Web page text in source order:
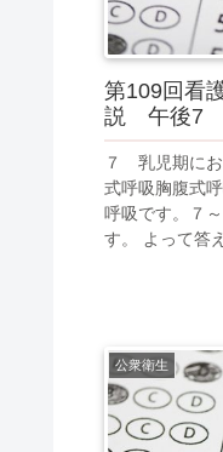
第109回看
説 午後7
７ 乳児期にお
式呼吸胸腹式
呼吸です。７
す。 よって答
公衆衛生